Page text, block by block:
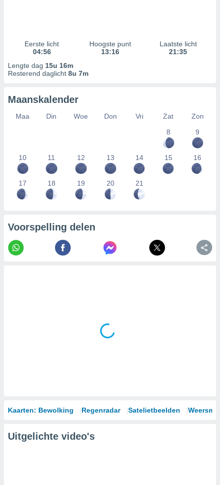
Eerste licht
04:56
Hoogste punt
13:16
Laatste licht
21:35
Lengte dag 15u 16m
Resterend daglicht 8u 7m
Maanskalender
Maa Din Woe Don Vri Zat
Zon
8
9
10 11 12 13 14 15 16
17 18 19 20 21
Voorspelling delen
Kaarten: Bewolking Regenradar Satelietbeelden
Uitgelichte video's